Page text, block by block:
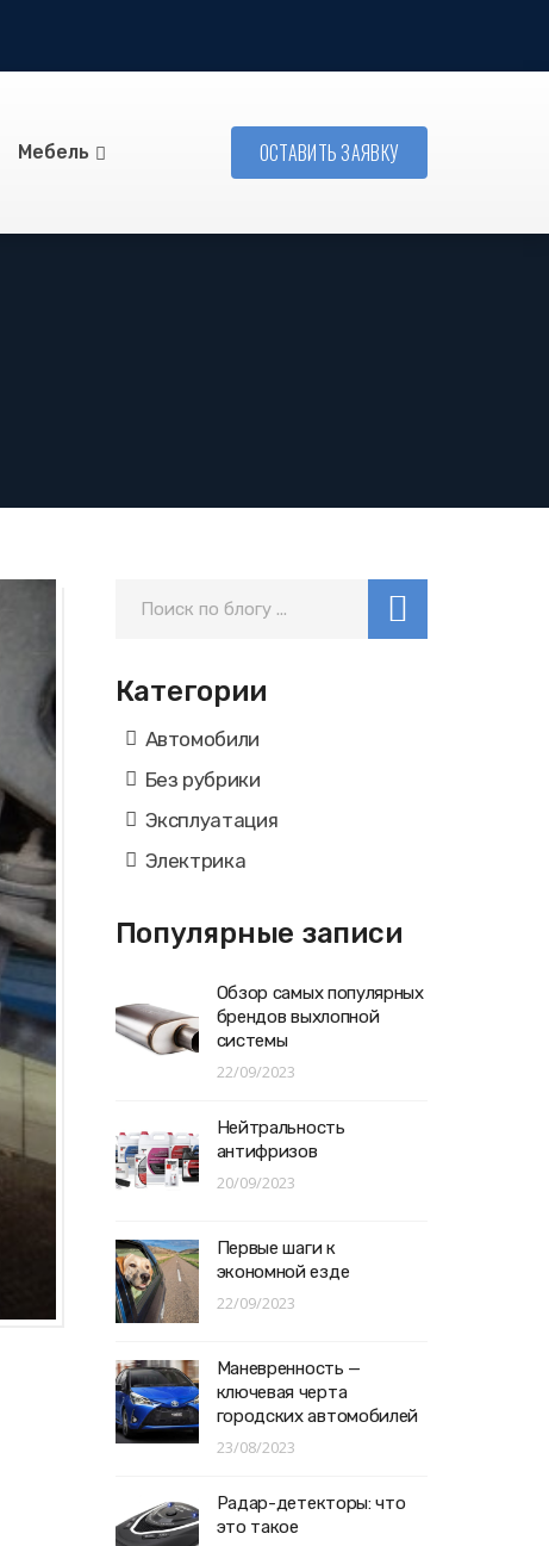
Мебель ОСТАВИТЬ ЗАЯВКУ
Категории
Автомобили
Без рубрики
Эксплуатация
Электрика
Популярные записи
Обзор самых популярных
брендов выхлопной
системы
22/09/2023
Нейтральность
антифризов
20/09/2023
Первые шаги к
экономной езде
22/09/2023
Маневренность —
ключевая черта
городских автомобилей
23/08/2023
Радар-детекторы: что
это такое